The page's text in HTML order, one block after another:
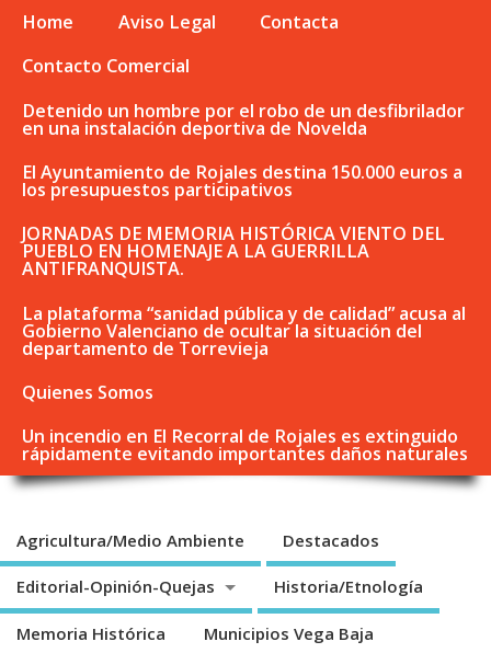
Home Aviso Legal
Contacta
Contacto Comercial
Detenido un hombre por el robo de un desfibrilador
en una instalación deportiva de Novelda
El Ayuntamiento de Rojales destina 150.000 euros a
los presupuestos participativos
JORNADAS DE MEMORIA HISTÓRICA VIENTO DEL
PUEBLO EN HOMENAJE A LA GUERRILLA
ANTIFRANQUISTA.
La plataforma “sanidad pública y de calidad” acusa al
Gobierno Valenciano de ocultar la situación del
departamento de Torrevieja
Quienes Somos
Un incendio en El Recorral de Rojales es extinguido
rápidamente evitando importantes daños naturales
Agricultura/Medio Ambiente Destacados
Editorial-Opinión-Quejas Historia/Etnología
Memoria Histórica Municipios Vega Baja